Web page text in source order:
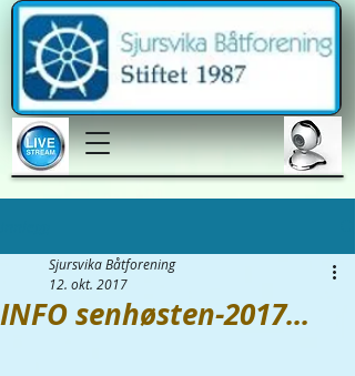
INFO senhøsten-2017...
Sjursvika Båtforening
12. okt. 2017